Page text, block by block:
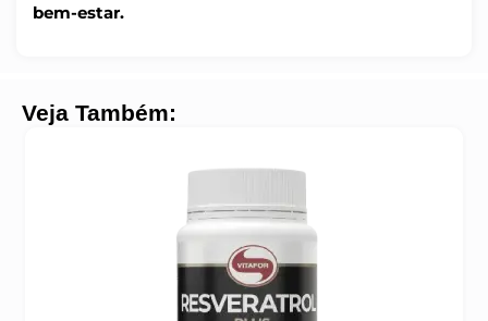
bem-estar.
Veja Também: